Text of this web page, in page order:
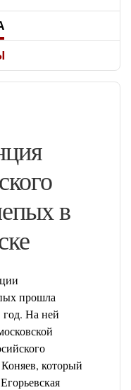
в
прошла
год. На ней
который